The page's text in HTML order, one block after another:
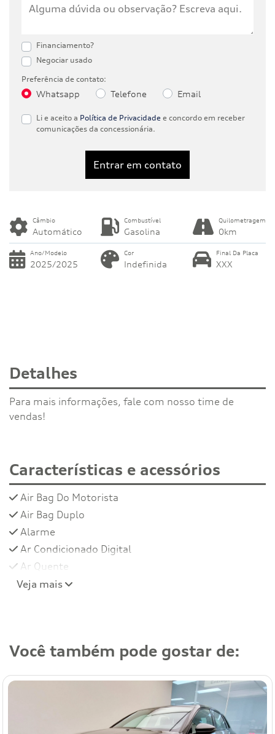
Financiamento?
Negociar usado
Preferência de contato:
Whatsapp Telefone Email
Li e aceito a Política de Privacidade e concordo em receber
comunicações da concessionária.
Entrar em contato
Câmbio
Automático
Combustível
Gasolina
Quilometragem
0km
Ano/Modelo
2025/2025
Cor
Indefinida
Final Da Placa
XXX
Detalhes
Para mais informações, fale com nosso time de
vendas!
Características e acessórios
Air Bag Do Motorista
Air Bag Duplo
Alarme
Ar Condicionado Digital
Ar Quente
Veja mais
Você também pode gostar de: